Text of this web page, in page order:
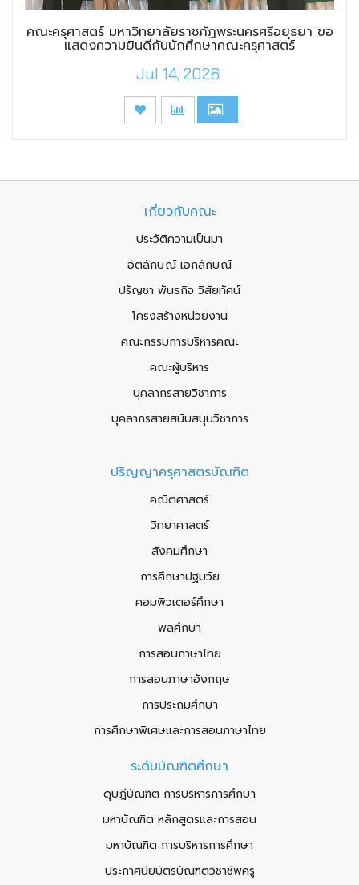
คณะครุศาสตร์ มหาวิทยาลัยราชภัฏพระนครศรีอยุธยา ขอ
แสดงความยินดีกับนักศึกษาคณะครุศาสตร์
Jul 14, 2026
เกี่ยวกับคณะ
ประวัติความเป็นมา
อัตลักษณ์ เอกลักษณ์
ปรัญชา พันธกิจ วิสัยทัศน์
โครงสร้างหน่วยงาน
คณะกรรมการบริหารคณะ
คณะผู้บริหาร
บุคลากรสายวิชาการ
บุคลากรสายสนับสนุนวิชาการ
ปริญญาครุศาสตรบัณฑิต
คณิตศาสตร์
วิทยาศาสตร์
สังคมศึกษา
การศึกษาปฐมวัย
คอมพิวเตอร์ศึกษา
พลศึกษา
การสอนภาษาไทย
การสอนภาษาอังกฤษ
การประถมศึกษา
การศึกษาพิเศษและการสอนภาษาไทย
ระดับบัณฑิตศึกษา
ดุษฎีบัณฑิต การบริหารการศึกษา
มหาบัณฑิต หลักสูตรและการสอน
มหาบัณฑิต การบริหารการศึกษา
ประกาศนียบัตรบัณฑิตวิชาชีพครู